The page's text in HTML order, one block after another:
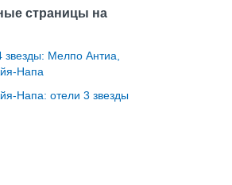
страницы на
звезды: Мелпо Антиа,
Напа
Напа: отели 3 звезды